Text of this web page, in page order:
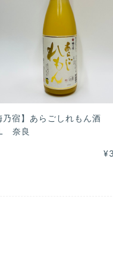
乃宿】あらごしれもん酒
奈良